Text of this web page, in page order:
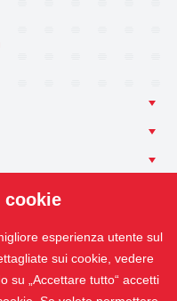
cookie
esperienza utente sul
sui cookie, vedere
su „Accettare tutto“ accetti